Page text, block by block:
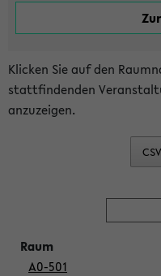
Klicken Sie auf den
stattfindenden
anzuzeigen.
CSV
A0-501